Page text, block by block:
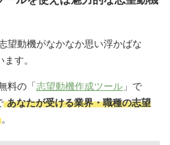
望動機がなかなか思い浮かばな
す。
料の「志望動機作成ツール 」で
あなたが受ける業界・職種の志望
。